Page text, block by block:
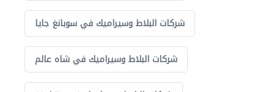
شركات البلاط وسيراميك في سوبانغ جايا
شركات البلاط وسيراميك في شاه عالم